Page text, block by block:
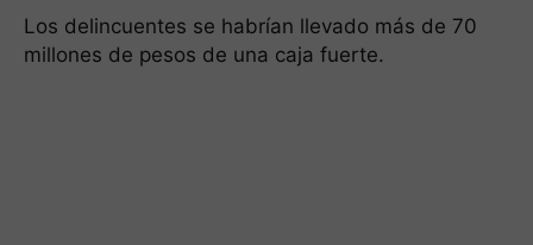
Los delincuentes se habrían llevado más de 70
millones de pesos de una caja fuerte.